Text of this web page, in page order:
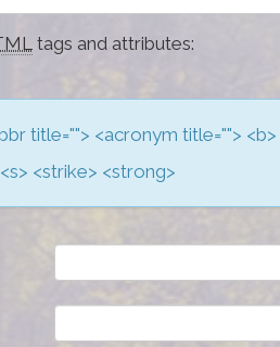
tags and attributes:
title=""> <acronym title="">
<strike> <strong>